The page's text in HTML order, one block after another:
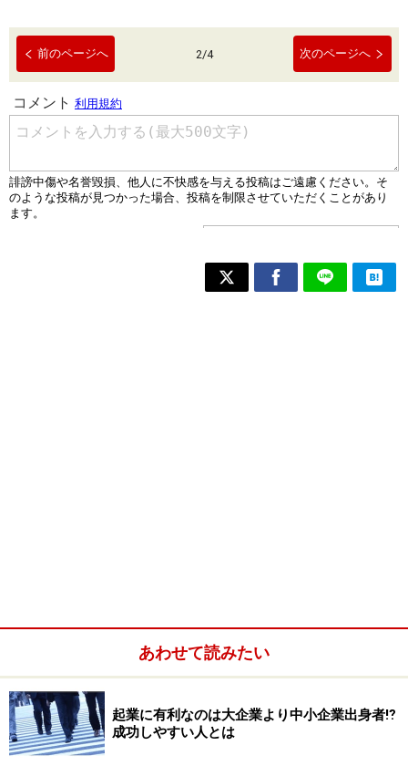
前のページへ 2/4 次のページへ
あわせて読みたい
起業に有利なのは大企業より中小企業出身者⁉
成功しやすい人とは